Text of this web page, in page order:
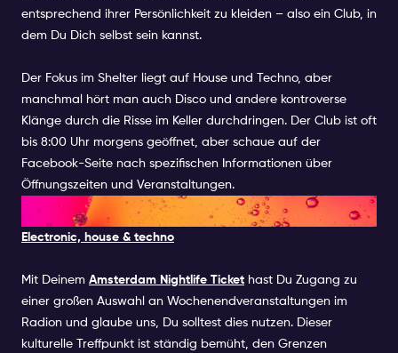
entsprechend ihrer Persönlichkeit zu kleiden – also ein Club, in
dem Du Dich selbst sein kannst.
Der Fokus im Shelter liegt auf House und Techno, aber
manchmal hört man auch Disco und andere kontroverse
Klänge durch die Risse im Keller durchdringen. Der Club ist oft
bis 8:00 Uhr morgens geöffnet, aber schaue auf der
Facebook-Seite nach spezifischen Informationen über
Öffnungszeiten und Veranstaltungen.
9. RADION
Electronic, house & techno
Mit Deinem Amsterdam Nightlife Ticket hast Du Zugang zu
einer großen Auswahl an Wochenendveranstaltungen im
Radion und glaube uns, Du solltest dies nutzen. Dieser
kulturelle Treffpunkt ist ständig bemüht, den Grenzen